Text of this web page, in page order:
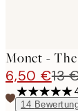
Monet -
6,50 €13
14